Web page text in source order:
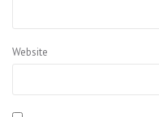
Website